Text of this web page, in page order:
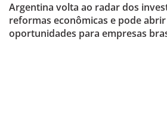
Argentina volta ao radar dos
reformas econômicas e pode
oportunidades para empresas